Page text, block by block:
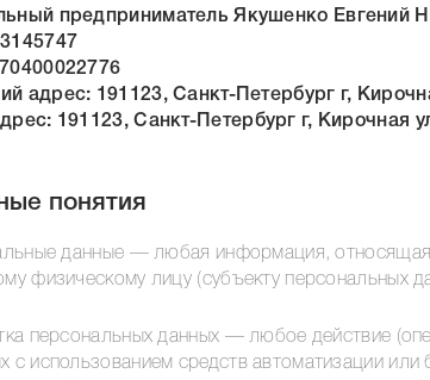
предприниматель Якушенко Евгений
адрес: 191123, Санкт-Петербург г,
191123, Санкт-Петербург г, Кирочная
понятия
данные — любая информация,
физическому лицу (субъекту персональных
персональных данных — любое действие
с использованием средств автоматизации или